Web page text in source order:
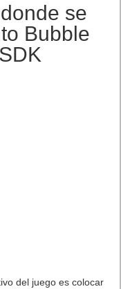
se
Bubble
del juego es colocar